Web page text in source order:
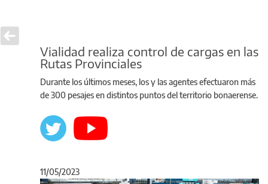
Vialidad realiza control de cargas en las
Rutas Provinciales
Durante los últimos meses, los y las agentes efectuaron más
de 300 pesajes en distintos puntos del territorio bonaerense.
11/05/2023